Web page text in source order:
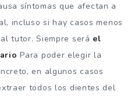
síntomas que afectan a
incluso si hay casos menos
tutor. Siempre será el
Para poder elegir la
en algunos casos
todos los dientes del